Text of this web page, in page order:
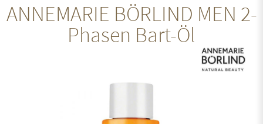
ANNEMARIE BÖRLIND MEN 2-
Phasen Bart-Öl